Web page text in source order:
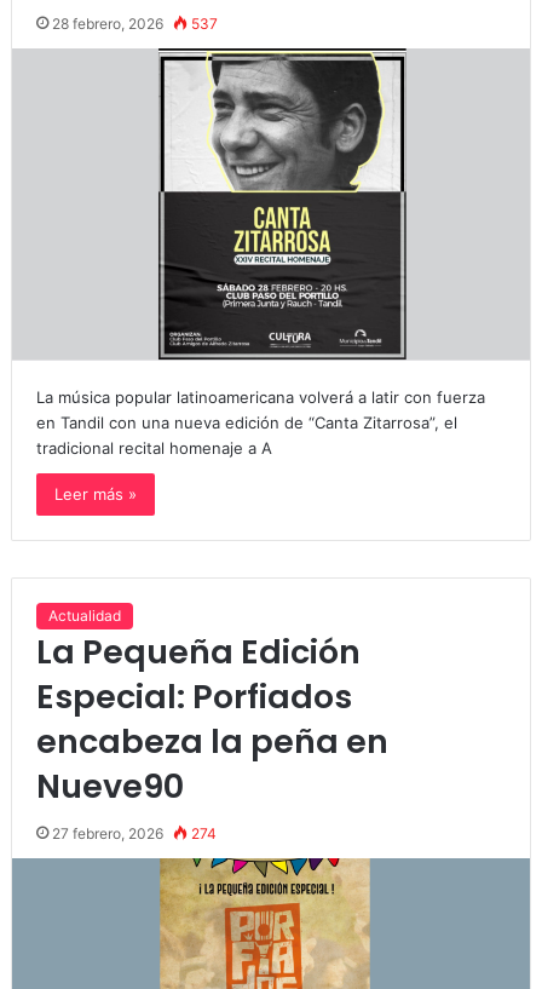
28 febrero, 2026 537
La música popular latinoamericana volverá a latir con fuerza
en Tandil con una nueva edición de “Canta Zitarrosa”, el
tradicional recital homenaje a A
Leer más »
Actualidad
La Pequeña Edición
Especial: Porfiados
encabeza la peña en
Nueve90
27 febrero, 2026 274